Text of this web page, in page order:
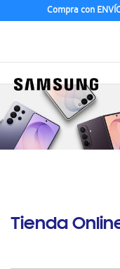
Compra con
Tienda